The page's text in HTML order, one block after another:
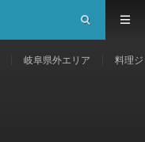
岐阜県外エリア 料理